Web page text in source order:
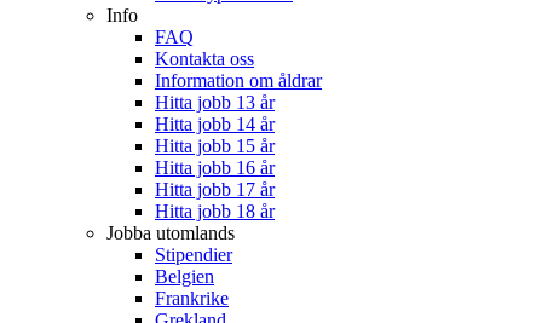
Info
FAQ
Kontakta oss
Information om åldrar
Hitta jobb 13 år
Hitta jobb 14 år
Hitta jobb 15 år
Hitta jobb 16 år
Hitta jobb 17 år
Hitta jobb 18 år
Jobba utomlands
Stipendier
Belgien
Frankrike